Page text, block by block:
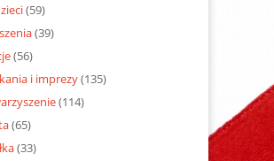
(59)
(39)
(56)
i imprezy(135)
(114)
(65)
(33)